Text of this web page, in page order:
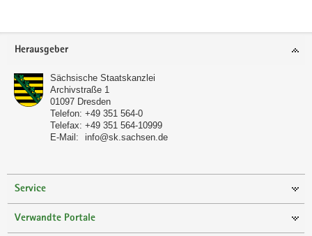
Footer-
Herausgeber
Sächsische Staatskanzlei
Archivstraße 1
01097 Dresden
Telefon: +49 351 564-0
Telefax: +49 351 564-10999
E-Mail:
info@sk.sachsen.de
Service
Verwandte Portale